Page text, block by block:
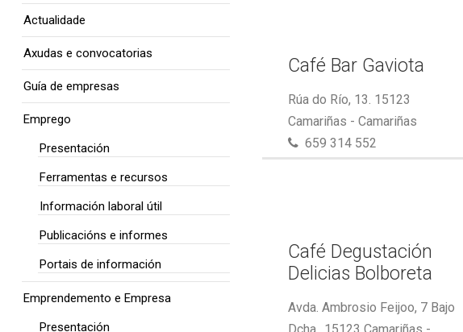
Café Bar Gaviota
Rúa do Río, 13. 15123
Camariñas - Camariñas
659 314 552
Café Degustación
Delicias Bolboreta
Avda. Ambrosio Feijoo, 7 Bajo
Actualidade
Axudas e convocatorias
Guía de empresas
Emprego
Presentación
Ferramentas e recursos
Información laboral útil
Publicacións e informes
Portais de información
Emprendemento e Empresa
Presentación